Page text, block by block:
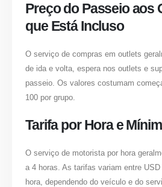
Preço do Passeio aos
que Está Incluso
O serviço de compras em outlets
de ida e volta, espera nos outlets e
passeio. Os valores costumam
100 por grupo.
Tarifa por Hora e
O serviço de motorista por hora
a 4 horas. As tarifas variam entre
hora, dependendo do veículo e do